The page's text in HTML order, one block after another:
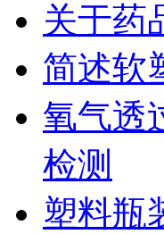
关于药
简述软
氧气透
检测
塑料瓶